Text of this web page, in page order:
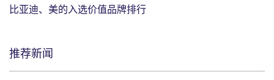
比亚迪、美的入选价值品牌排行
推荐新闻